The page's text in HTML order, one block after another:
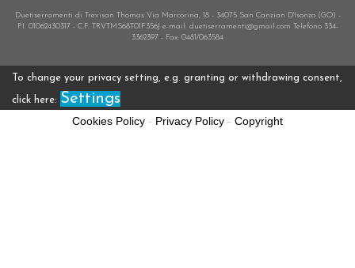
Duetiserramenti di Trevisan Thomas Via Marcorina, 18 - 34075 San Canzian D'Isonzo (GO) -
P.I. 01062430317 - C.F. TRVTMS68T01F356J e-mail: duetiserramenti@gmail.com Telefono 334-
3362397 - Fax: 0481/063584
To change your privacy setting, e.g. granting or withdrawing consent,
click here: Settings
Cookies Policy - Privacy Policy - Copyright